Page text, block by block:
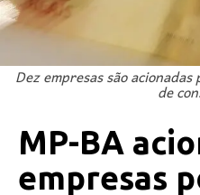
Dez empresas são de
MP-BA
empresas